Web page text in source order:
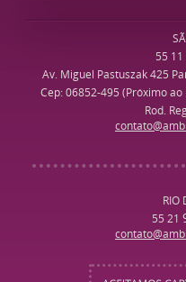
55 11
Av. Miguel Pastuszak 425
Cep: 06852-495 (Próximo
Rod.
RIO
55 21